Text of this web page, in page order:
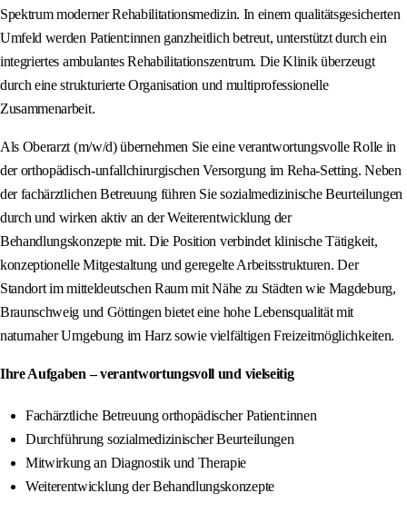
Spektrum moderner Rehabilitationsmedizin. In einem qualitätsgesicherten
Umfeld werden Patient:innen ganzheitlich betreut, unterstützt durch ein
integriertes ambulantes Rehabilitationszentrum. Die Klinik überzeugt
durch eine strukturierte Organisation und multiprofessionelle
Zusammenarbeit.
Als Oberarzt (m/w/d) übernehmen Sie eine verantwortungsvolle Rolle in
der orthopädisch-unfallchirurgischen Versorgung im Reha-Setting. Neben
der fachärztlichen Betreuung führen Sie sozialmedizinische Beurteilungen
durch und wirken aktiv an der Weiterentwicklung der
Behandlungskonzepte mit. Die Position verbindet klinische Tätigkeit,
konzeptionelle Mitgestaltung und geregelte Arbeitsstrukturen. Der
Standort im mitteldeutschen Raum mit Nähe zu Städten wie Magdeburg,
Braunschweig und Göttingen bietet eine hohe Lebensqualität mit
naturnaher Umgebung im Harz sowie vielfältigen Freizeitmöglichkeiten.
Ihre Aufgaben – verantwortungsvoll und vielseitig
Fachärztliche Betreuung orthopädischer Patient:innen
Durchführung sozialmedizinischer Beurteilungen
Mitwirkung an Diagnostik und Therapie
Weiterentwicklung der Behandlungskonzepte